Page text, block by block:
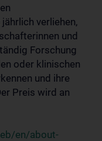
verliehen,
und
Forschung
oder klinischen
und ihre
Preis wird an
en/about-